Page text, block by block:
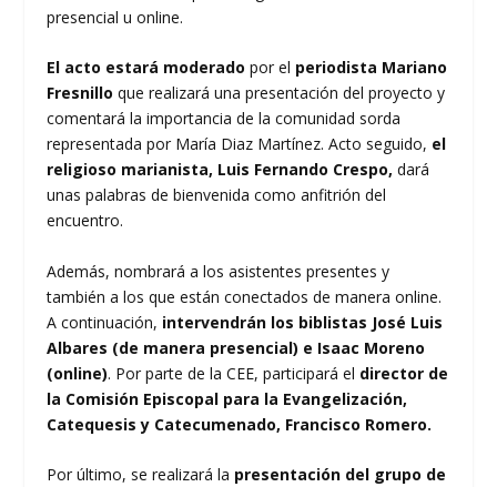
presencial u online.
El acto estará moderadopor el periodista Mariano
Fresnilloque realizará una presentación del proyecto y
comentará la importancia de la comunidad sorda
representada por María Diaz Martínez. Acto seguido, el
religioso marianista, Luis Fernando Crespo, dará
unas palabras de bienvenida como anfitrión del
encuentro.
Además, nombrará a los asistentes presentes y
también a los que están conectados de manera online.
A continuación, intervendrán los biblistas José Luis
Albares (de manera presencial) e Isaac Moreno
(online). Por parte de la CEE, participará el director de
la Comisión Episcopal para la Evangelización,
Catequesis y Catecumenado, Francisco Romero.
Por último, se realizará la presentación del grupo de